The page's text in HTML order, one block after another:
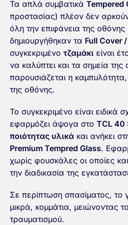
Τα απλά συμβατικά Tempered
προστασίας) πλέον δεν
όλη την επιφάνεια της οθόνης
δημιουργήθηκαν τα Full Cover
συγκεκριμένο τζαμάκι είναι
να καλύπτει και τα σημεία
παρουσιάζεται η
της οθόνης.
Το συγκεκριμένο είναι ειδικά
εφαρμόζει άψογα στο TCL 40
ποιότητας υλικά και ανήκει
Premium Tempred Glass.
χωρίς φουσκάλες οι οποίες
την διαδικασία της
Σε περίπτωση σπασίματος, το
μικρά, κομμάτια, μειώνοντας
τραυματισμού.